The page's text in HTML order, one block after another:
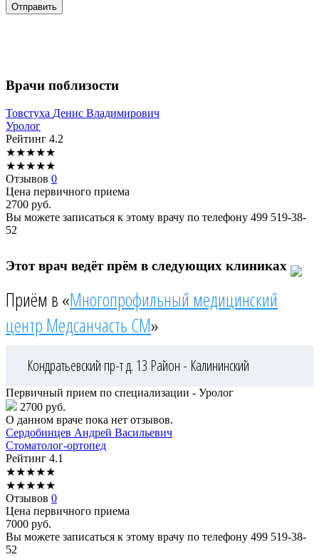
Врачи поблизости
Товстуха Денис Владимирович
Уролог
Рейтинг 4.2
★★★★★
★★★★★
Отзывов 0
Цена первичного приема
2700 руб.
Вы можете записаться к этому врачу по телефону 499 519-38-
52
Этот врач ведёт прём в следующих клиниках
Приём в «Многопрофильный медицинский
центр Медсанчасть СМ»
Кондратьевский пр-т д. 13 Район - Калининский
Первичный прием по специализации - Уролог
2700 руб.
О данном враче пока нет отзывов.
Сердобинцев Андрей Васильевич
Стоматолог-ортопед
Рейтинг 4.1
★★★★★
★★★★★
Отзывов 0
Цена первичного приема
7000 руб.
Вы можете записаться к этому врачу по телефону 499 519-38-
52